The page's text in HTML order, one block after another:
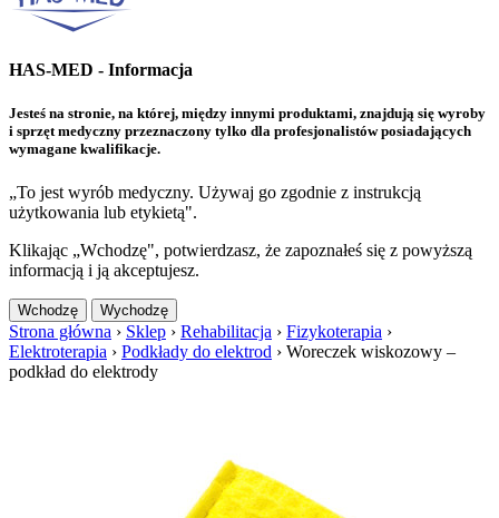
HAS-MED - Informacja
Jesteś na stronie, na której, między innymi produktami, znajdują się wyroby
i sprzęt medyczny przeznaczony tylko dla profesjonalistów posiadających
wymagane kwalifikacje.
„To jest wyrób medyczny. Używaj go zgodnie z instrukcją
użytkowania lub etykietą".
Klikając „Wchodzę", potwierdzasz, że zapoznałeś się z powyższą
informacją i ją akceptujesz.
Wchodzę Wychodzę
Strona główna › Sklep › Rehabilitacja › Fizykoterapia ›
Elektroterapia › Podkłady do elektrod › Woreczek wiskozowy –
podkład do elektrody